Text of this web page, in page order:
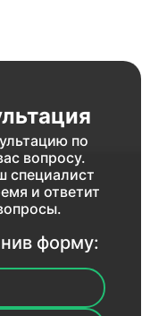
по
вопросу.
специалист
и ответит
форму: